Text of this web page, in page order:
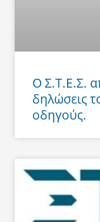
Ο Σ.Τ.Ε.Σ.
δηλώσεις
οδηγούς.